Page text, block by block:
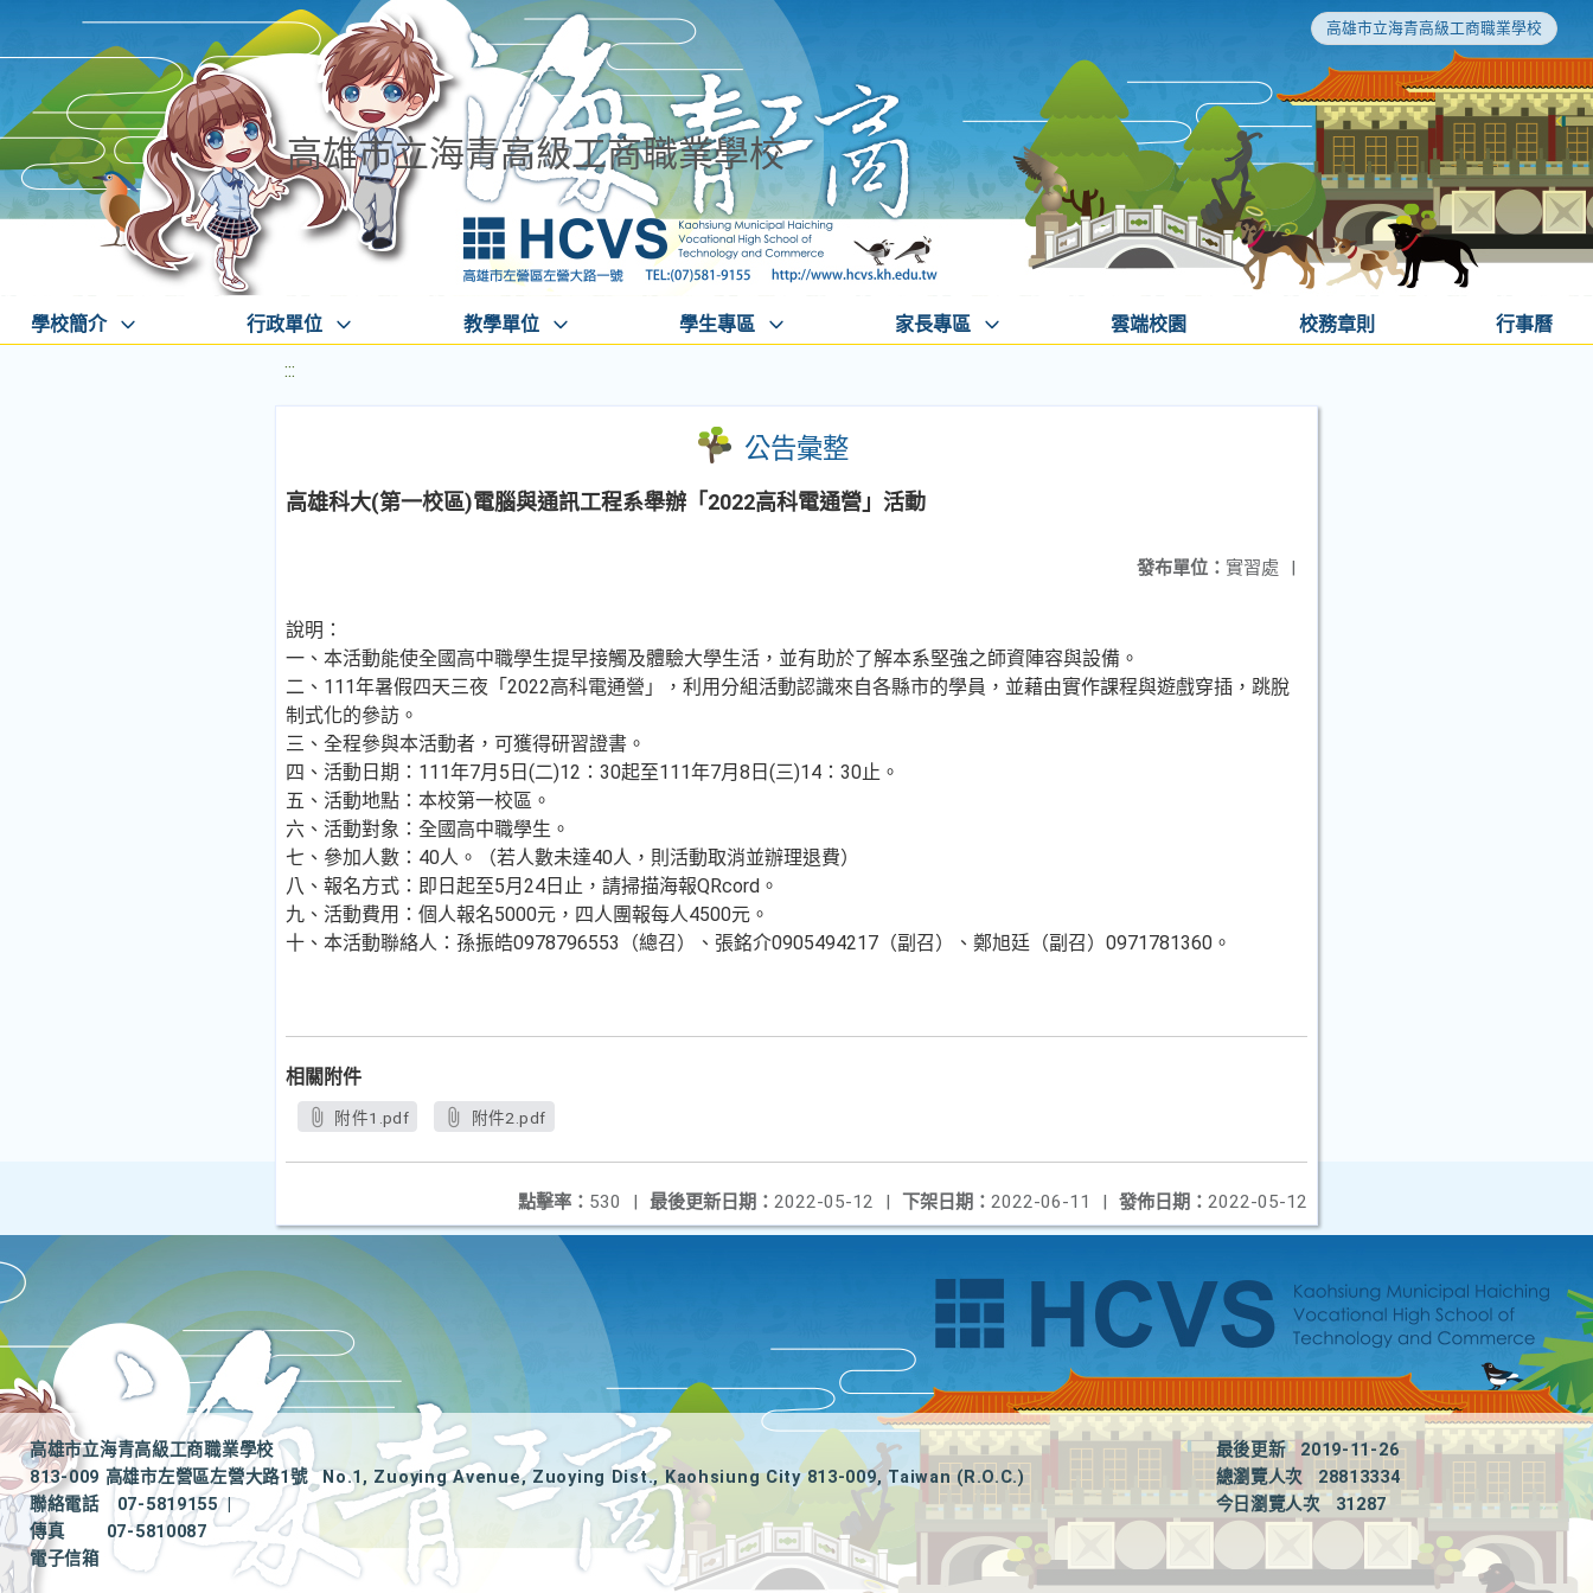
高雄市立海青高級工商職業學校
高雄市立海青高級工商職業學校
學校簡介 行政單位 教學單位 學生專區 家長專區 雲端校園 校務章則 行事曆
:::
公告彙整
高雄科大(第一校區)電腦與通訊工程系舉辦「2022高科電通營」活動
發布單位： 實習處 |
說明：
一、本活動能使全國高中職學生提早接觸及體驗大學生活，並有助於了解本系堅強之師資陣容與設備。
二、111年暑假四天三夜「2022高科電通營」，利用分組活動認識來自各縣市的學員，並藉由實作課程與遊戲穿插，跳脫
制式化的參訪。
三、全程參與本活動者，可獲得研習證書。
四、活動日期：111年7月5日(二)12：30起至111年7月8日(三)14：30止。
五、活動地點：本校第一校區。
六、活動對象：全國高中職學生。
七、參加人數：40人。（若人數未達40人，則活動取消並辦理退費）
八、報名方式：即日起至5月24日止，請掃描海報QRcord。
九、活動費用：個人報名5000元，四人團報每人4500元。
十、本活動聯絡人：孫振皓0978796553（總召）、張銘介0905494217（副召）、鄭旭廷（副召）0971781360。
相關附件
附件1.pdf 附件2.pdf
發佈日期： 2022-05-12
下架日期： 2022-06-11 |
最後更新日期： 2022-05-12 |
點擊率： 530 |
高雄市立海青高級工商職業學校
813-009 高雄市左營區左營大路1號
No.1, Zuoying Avenue, Zuoying Dist., Kaohsiung City 813-009, Taiwan (R.O.C.)
聯絡電話
07-5819155
|
傳真
07-5810087
電子信箱
最後更新
2019-11-26
總瀏覽人次
28813334
今日瀏覽人次
31287